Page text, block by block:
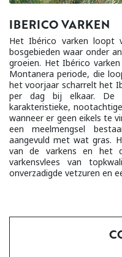
IBERICO VARKEN
Het Ibérico varken loopt
bosgebieden waar onder
groeien. Het Ibérico
Montanera periode, die
het voorjaar scharrelt het
per dag bij elkaar. De
karakteristieke,
wanneer er geen eikels te
een meelmengsel
aangevuld met wat gras.
van de varkens en het
varkensvlees van
onverzadigde vetzuren en